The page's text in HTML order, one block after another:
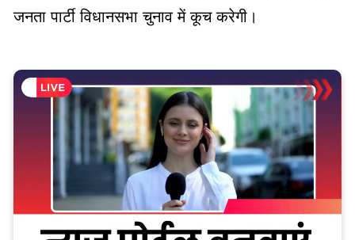
जनता पार्टी विधानसभा चुनाव में कूच करेगी।